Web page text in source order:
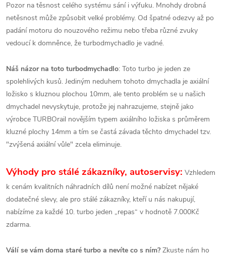
Pozor na těsnost celého systému sání i výfuku. Mnohdy drobná
netěsnost může způsobit velké problémy. Od špatné odezvy až po
padání motoru do nouzového režimu nebo třeba různé zvuky
vedoucí k domněnce, že turbodmychadlo je vadné.
Náš názor na toto turbodmychadlo: Toto turbo je jeden ze
spolehlivých kusů. Jediným neduhem tohoto dmychadla je axiální
ložisko s kluznou plochou 10mm, ale tento problém se u našich
dmychadel nevyskytuje, protože jej nahrazujeme, stejně jako
výrobce TURBOrail novějším typem axiálního ložiska s průměrem
kluzné plochy 14mm a tím se častá závada těchto dmychadel tzv.
"zvýšená axiální vůle" zcela eliminuje.
Výhody pro stálé zákazníky, autoservisy: Vzhledem
k cenám kvalitních náhradních dílů není možné nabízet nějaké
dodatečné slevy, ale pro stálé zákazníky, kteří u nás nakupují,
nabízíme za každé 10. turbo jeden „repas“ v hodnotě 7.000Kč
zdarma.
Válí se vám doma staré turbo a nevíte co s ním?Zkuste nám ho